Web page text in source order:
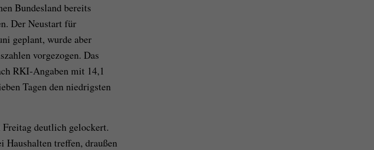
Bundesland bereits
Der Neustart für
geplant, wurde aber
vorgezogen. Das
RKI-Angaben mit 14,1
Tagen den niedrigsten
deutlich gelockert.
Haushalten treffen, draußen